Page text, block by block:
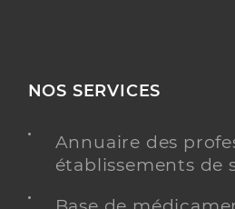
NOS SERVICES
Annuaire des
établissements de